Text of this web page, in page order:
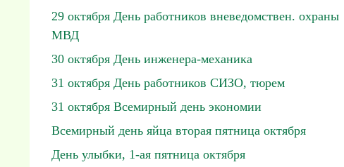
29 октября День работников вневедомствен. охраны
МВД
30 октября День инженера-механика
31 октября День работников СИЗО, тюрем
31 октября Всемирный день экономии
Всемирный день яйца вторая пятница октября
День улыбки, 1-ая пятница октября